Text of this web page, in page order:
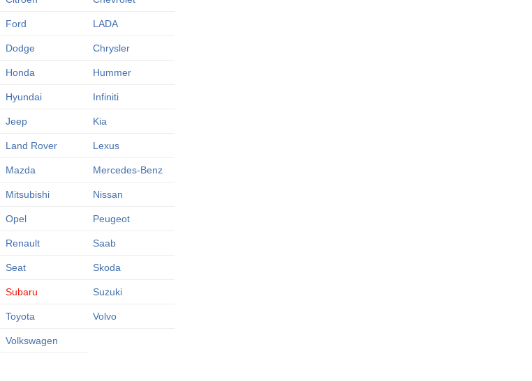
Ford LADA
Dodge Chrysler
Honda Hummer
Hyundai Infiniti
Jeep Kia
Land Rover Lexus
Mazda Mercedes-Benz
Mitsubishi Nissan
Opel Peugeot
Renault Saab
Seat Skoda
Subaru Suzuki
Toyota Volvo
Volkswagen